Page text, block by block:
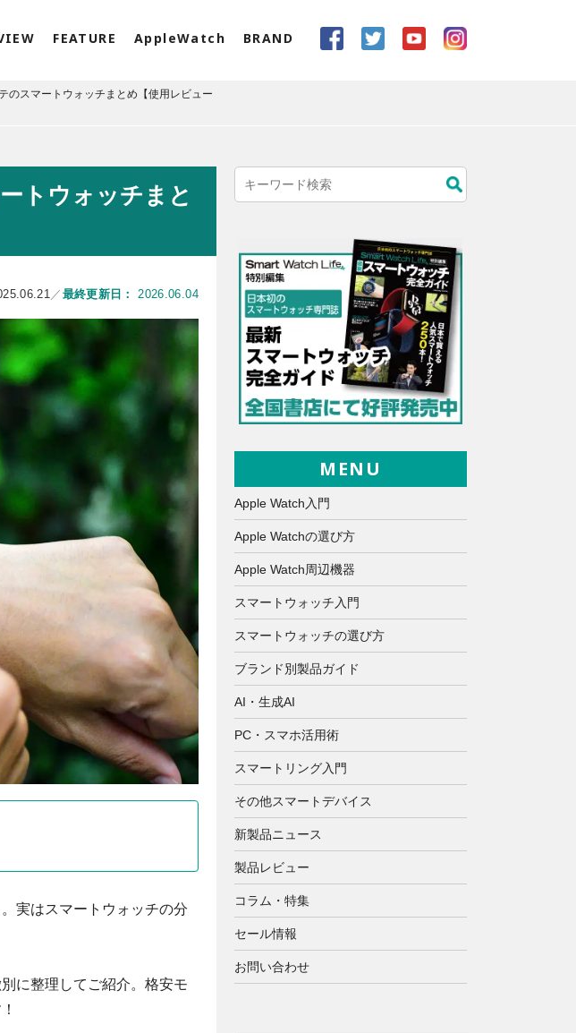
FEATURE AppleWatch BRAND
のスマートウォッチまとめ【使用レビュー
トウォッチまと
／ 最終更新日： 2026.06.04
実はスマートウォッチの分
に整理してご紹介。格安モ
MENU
Apple Watch入門
Apple Watchの選び方
Apple Watch周辺機器
スマートウォッチ入門
スマートウォッチの選び方
ブランド別製品ガイド
AI・生成AI
PC・スマホ活用術
スマートリング入門
その他スマートデバイス
新製品ニュース
製品レビュー
コラム・特集
セール情報
お問い合わせ